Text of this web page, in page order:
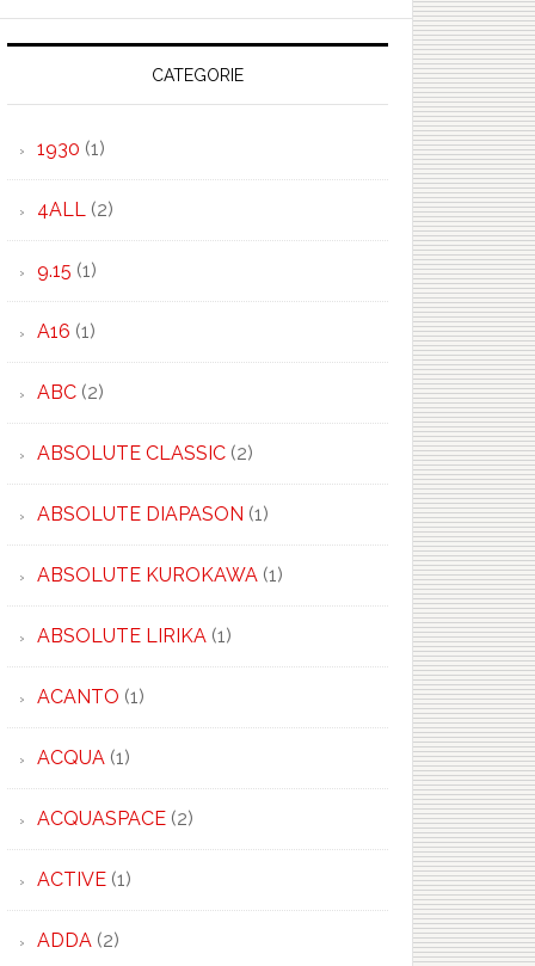
CATEGORIE
1930(1)
4ALL(2)
9.15(1)
A16(1)
ABC(2)
ABSOLUTE CLASSIC(2)
ABSOLUTE DIAPASON(1)
ABSOLUTE KUROKAWA(1)
ABSOLUTE LIRIKA(1)
ACANTO(1)
ACQUA(1)
ACQUASPACE(2)
ACTIVE(1)
ADDA(2)